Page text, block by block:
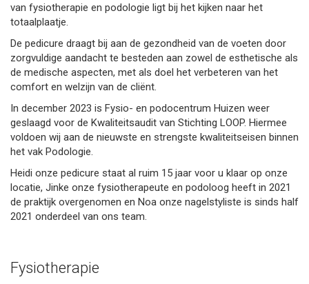
van fysiotherapie en podologie ligt bij het kijken naar het
totaalplaatje.
De pedicure draagt bij aan de gezondheid van de voeten door
zorgvuldige aandacht te besteden aan zowel de esthetische als
de medische aspecten, met als doel het verbeteren van het
comfort en welzijn van de cliënt.
In december 2023 is Fysio- en podocentrum Huizen weer
geslaagd voor de Kwaliteitsaudit van Stichting LOOP. Hiermee
voldoen wij aan de nieuwste en strengste kwaliteitseisen binnen
het vak Podologie.
Heidi onze pedicure staat al ruim 15 jaar voor u klaar op onze
locatie, Jinke onze fysiotherapeute en podoloog heeft in 2021
de praktijk overgenomen en Noa onze nagelstyliste is sinds half
2021 onderdeel van ons team.
Fysiotherapie